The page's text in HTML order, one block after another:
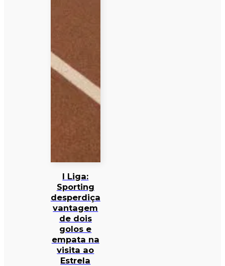
I Liga:
Sporting
desperdiça
vantagem
de dois
golos e
empata na
visita ao
Estrela